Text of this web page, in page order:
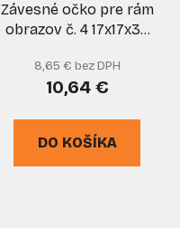
Závesné očko pre rám
obrazov č. 4 17x17x35
8,65 € bez DPH
10,64 €
DO KOŠÍKA